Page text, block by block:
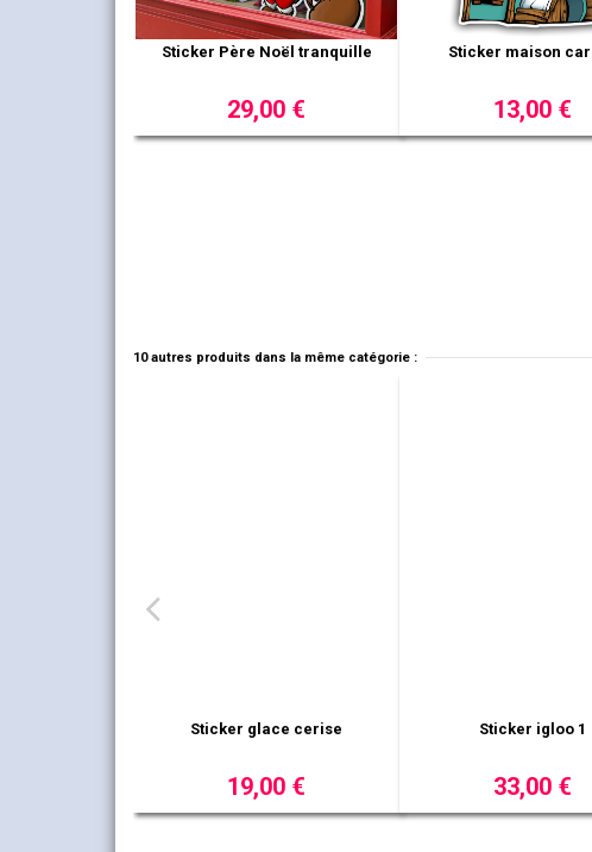
Sticker Père Noël tranquille
29,00 €
Sticker maison
13,00 €
10 autres produits dans la même catégorie :
Sticker panneau bois Joyeux
14,00 €
Pack de 7 étoiles
13,00 €